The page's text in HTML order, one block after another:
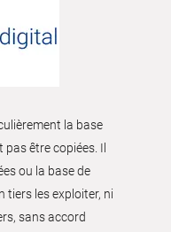
la base
être copiées. Il
ou la base de
tiers les exploiter, ni
sans accord